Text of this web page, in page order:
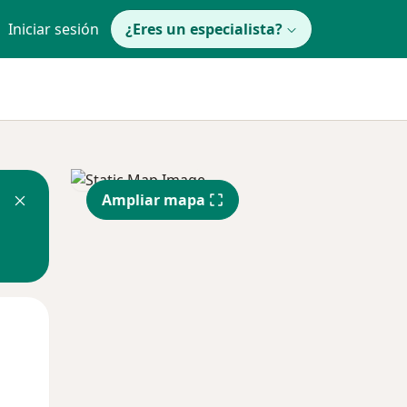
Iniciar sesión ¿Eres un especialista?
Ampliar mapa